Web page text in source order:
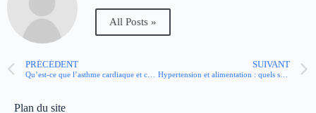
All Posts »
PRÉCÉDENT SUIVANT
Hypertension et alimentation : quels sont les bienfaits de la patate douce ?
Plan du site